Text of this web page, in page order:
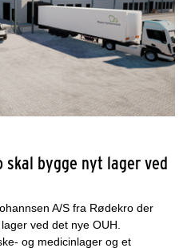
skal bygge nyt lager ved
A/S fra Rødekro der
ved det nye OUH.
og medicinlager og et